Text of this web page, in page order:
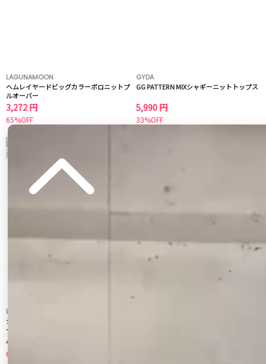
LAGUNAMOON
ヘムレイヤードビッグカラーポロニットプ
ルオーバー
3,272 円
65%OFF
GYDA
GG PATTERN MIXシャギーニットトップス
5,990 円
33%OFF
LAGUNAMOON
シアージャガードカーデニットプルオーバ
ー
4,235 円
65%OFF